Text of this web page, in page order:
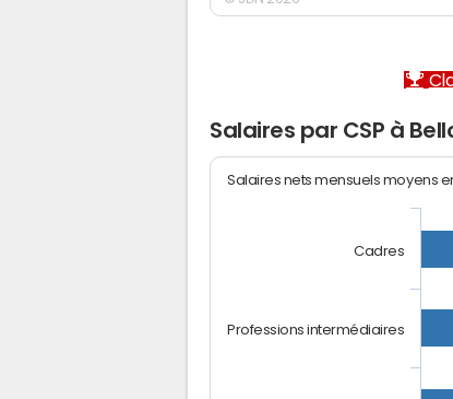
Salaires par CSP à
Salaires nets mensuels moyens
Cadres
Professions intermédiaires